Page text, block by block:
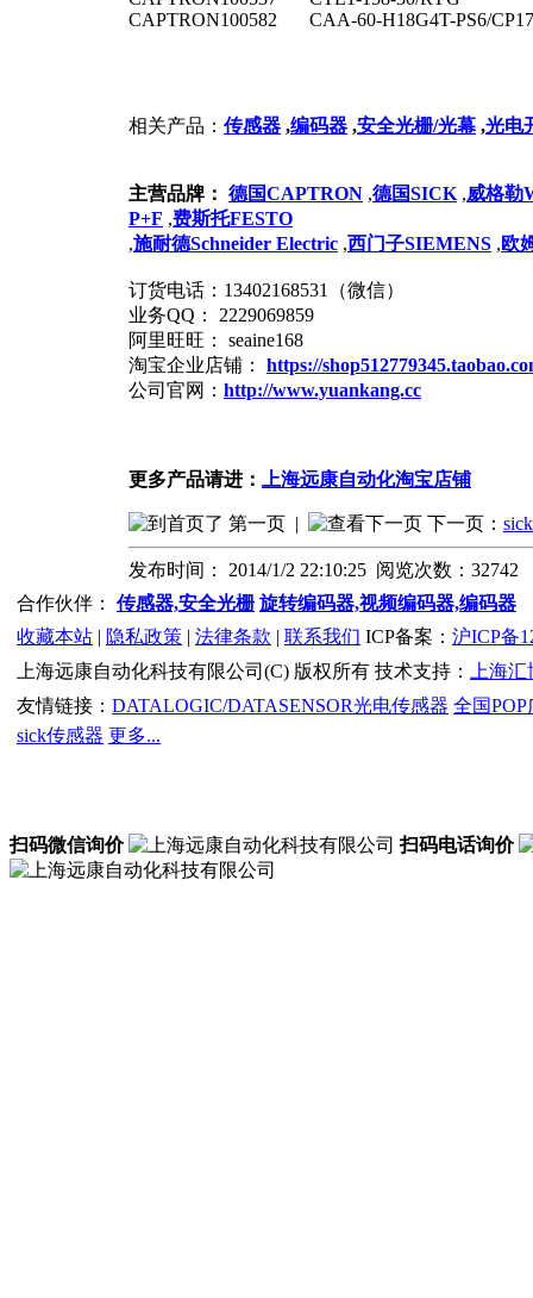
CAPTRON100582 CAA-60-H18G4T-PS6/
相关产品： 传感器 ,编码器 ,安全光栅/光幕 ,光电
主营品牌： 德国CAPTRON ,德国SICK ,威格勒
P+F ,费斯托FESTO
,施耐德Schneider Electric ,西门子SIEMENS ,欧
订货电话：13402168531（微信）
业务QQ： 2229069859
阿里旺旺： seaine168
淘宝企业店铺： https://
公司官网： http://www.yuankang.cc
更多产品请进： 上海远康自动化淘宝店铺
第一页 | 下一页：
发布时间： 2014/1/2 22:10:25 阅览次数：32742
合作伙伴：
传感器,安全光栅 旋转编码器,视频编码器,编码器
收藏本站 | 隐私政策 | 法律条款 | 联系我们 ICP备案： 沪ICP备
上海远康自动化科技有限公司(C) 版权所有 技术支持：
上海
友情链接： DATALOGIC/DATASENSOR光电传感器 全国
sick传感器 更多...
扫码微信询价 扫码电话询价